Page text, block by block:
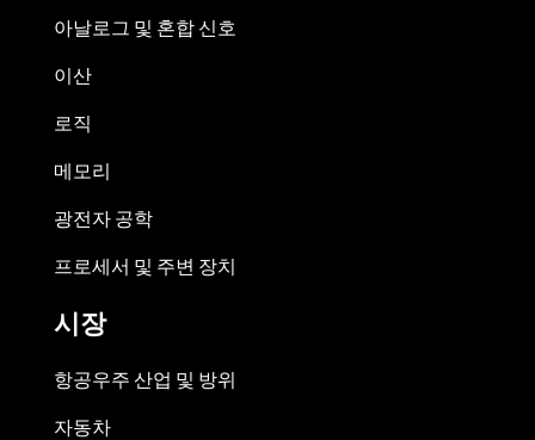
아날로그 및 혼합 신호
이산
로직
메모리
광전자 공학
프로세서 및 주변 장치
시장
항공우주 산업 및 방위
자동차